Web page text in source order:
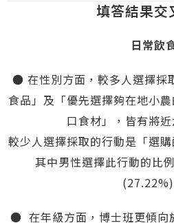
填答結果交
日常飲
● 在性別方面，較多人選擇採
食品」及「優先選擇夠在地小
口食材」，皆有將近
較少人選擇採取的行動是「選
其中男性選擇此行動的比
(27.22%)
● 在年級方面，博士班更傾向